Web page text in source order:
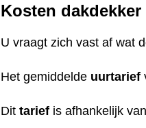
Kosten dakdekker
U vraagt zich vast af wat
Het gemiddelde uurtarief
Dittarief is afhankelijk